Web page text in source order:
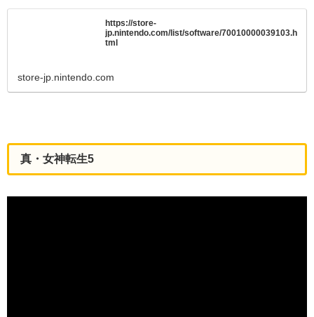
https://store-
jp.nintendo.com/list/software/70010000039103.h
tml
store-jp.nintendo.com
真・女神転生5